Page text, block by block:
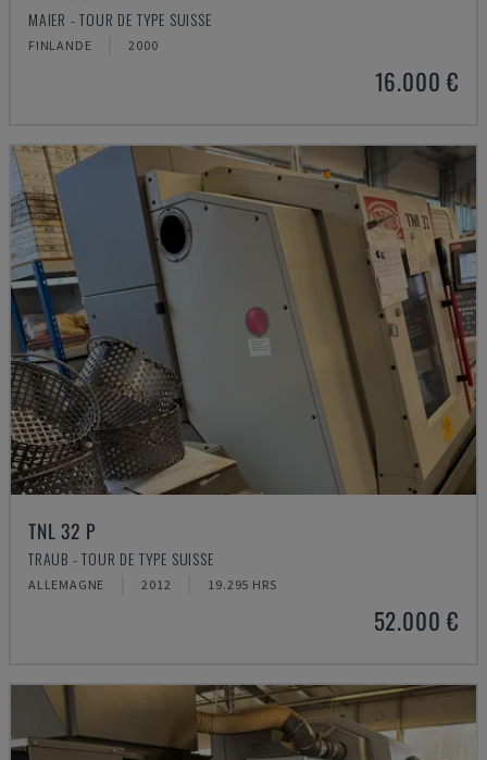
MAIER - TOUR DE TYPE SUISSE
FINLANDE 2000
16.000 €
TNL 32 P
TRAUB - TOUR DE TYPE SUISSE
ALLEMAGNE 2012 19.295 HRS
52.000 €